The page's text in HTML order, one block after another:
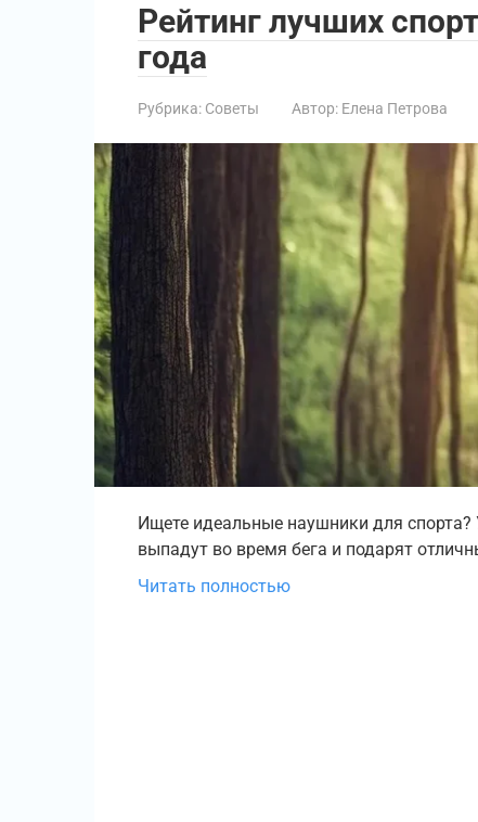
Рейтинг лучших
года
Рубрика: Советы Автор: Елена Петрова
Ищете идеальные наушники для
выпадут во время бега и подарят
Читать полностью